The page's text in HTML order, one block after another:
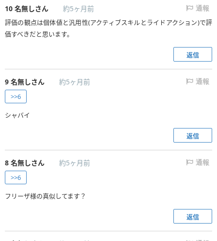
10 名無しさん 約5ヶ月前 通報
評価の観点は個体値と汎用性(アクティブスキルとライドアクション)で評
価すべきだと思います。
返信
9 名無しさん 約5ヶ月前 通報
>>6
シャバイ
返信
8 名無しさん 約5ヶ月前 通報
>>6
フリーザ様の真似してます？
返信